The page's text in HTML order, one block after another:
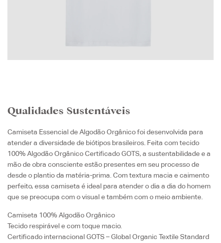
Qualidades Sustentáveis
Camiseta Essencial de Algodão Orgânico foi desenvolvida para
atender a diversidade de biótipos brasileiros. Feita com tecido
100% Algodão Orgânico Certificado GOTS, a sustentabilidade e a
mão de obra consciente estão presentes em seu processo de
desde o plantio da matéria-prima. Com textura macia e caimento
perfeito, essa camiseta é ideal para atender o dia a dia do homem
que se preocupa com o visual e também com o meio ambiente.
Camiseta 100% Algodão Orgânico
Tecido respirável e com toque macio.
Certificado internacional GOTS –Global Organic Textile Standard